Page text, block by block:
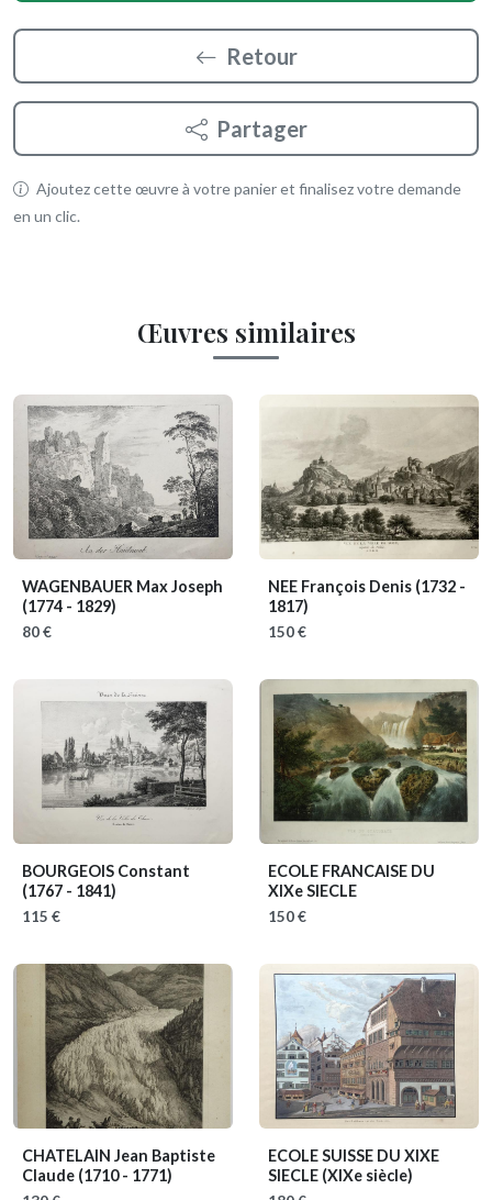
Retour
Partager
Ajoutez cette œuvre à votre panier et finalisez votre demande
en un clic.
Œuvres similaires
WAGENBAUER Max Joseph
(1774 - 1829)
80 €
NEE François Denis (1732 -
1817)
150 €
BOURGEOIS Constant
(1767 - 1841)
115 €
ECOLE FRANCAISE DU
XIXe SIECLE
150 €
CHATELAIN Jean Baptiste
Claude (1710 - 1771)
ECOLE SUISSE DU XIXE
SIECLE (XIXe siècle)